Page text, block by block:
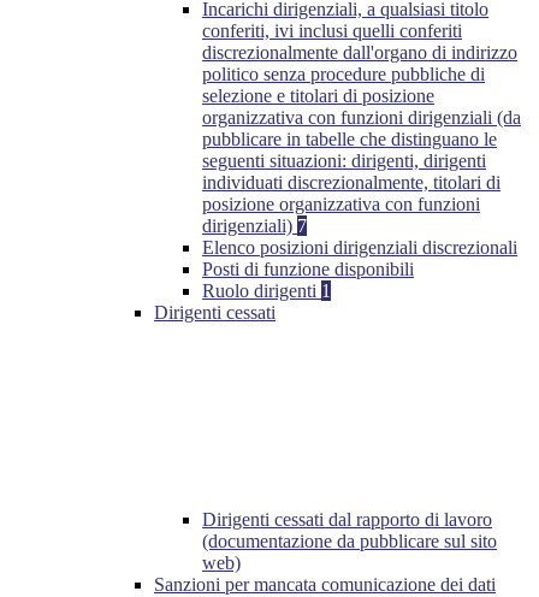
Incarichi dirigenziali, a qualsiasi titolo
conferiti, ivi inclusi quelli conferiti
discrezionalmente dall'organo di indirizzo
politico senza procedure pubbliche di
selezione e titolari di posizione
organizzativa con funzioni dirigenziali (da
pubblicare in tabelle che distinguano le
seguenti situazioni: dirigenti, dirigenti
individuati discrezionalmente, titolari di
posizione organizzativa con funzioni
dirigenziali) 7
Elenco posizioni dirigenziali discrezionali
Posti di funzione disponibili
Ruolo dirigenti 1
Dirigenti cessati
Dirigenti cessati dal rapporto di lavoro
(documentazione da pubblicare sul sito
web)
Sanzioni per mancata comunicazione dei dati